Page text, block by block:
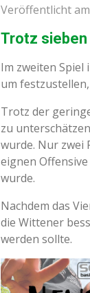
Veröffentlicht am
Trotz
Im zweiten Spiel
um
Trotz der
zu
wurde. Nur zwei
eignen
wurde.
Nachdem das
die Wittener
werden sollte.